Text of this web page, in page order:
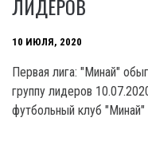
ЛИДЕРОВ
10 ИЮЛЯ, 2020
Первая лига: "Минай"
группу лидеров
футбольный клуб "Минай"